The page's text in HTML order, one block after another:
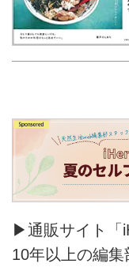
▶通販サイト「
10年以上の編